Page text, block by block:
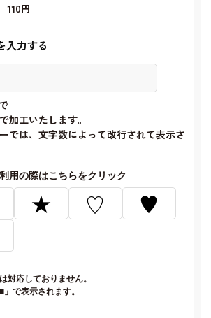
110円
入力する
加工いたします。
では、文字数によって改行されて表示さ
用の際はこちらをクリック
★ ♡
♥
対応しておりません。
」で表示されます。